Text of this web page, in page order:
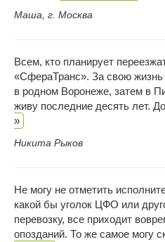
Маша, г. Москва
Всем, кто планирует
«СфераТранс». За свою жизнь
в родном Воронеже, затем в
живу последние десять лет.
»
Никита Рыков
Не могу не отметить
какой бы уголок ЦФО или
перевозку, все приходит
опозданий. То же самое могу